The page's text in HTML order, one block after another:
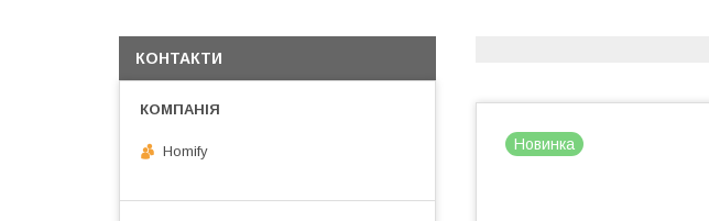
Новинка
КОНТАКТИ
Homify